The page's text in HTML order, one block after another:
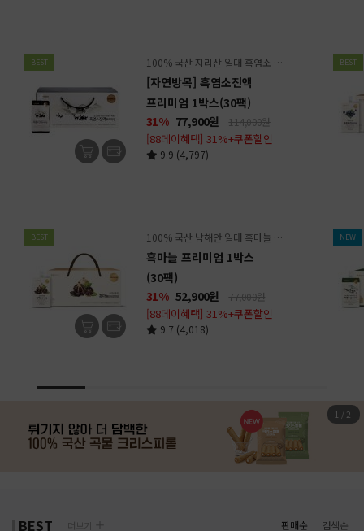
BEST 100% 국산 지리산 일대 흑염소 + 전통원료 23종 배합
[자연방목] 흑염소진액
프리미엄 1박스(30팩)
31% 77,900원 114,000원
[88데이혜택] 31%+쿠폰할인
9.9 (4,797)
BEST 100% 국산 남해안 일대 흑마늘 1팩 당 14쪽 함유
흑마늘 프리미엄 1박스
(30팩)
31% 52,900원 77,000원
[88데이혜택] 31%+쿠폰할인
9.7 (4,018)
BEST
NEW
1 / 2
BEST 더보기 판매순 검색순